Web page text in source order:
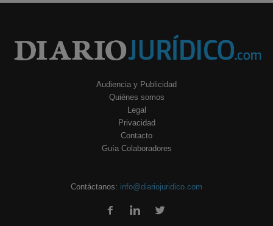
Audiencia y Publicidad
Quiénes somos
Legal
Privacidad
Contacto
Guía Colaboradores
Contáctanos: info@diariojuridico.com